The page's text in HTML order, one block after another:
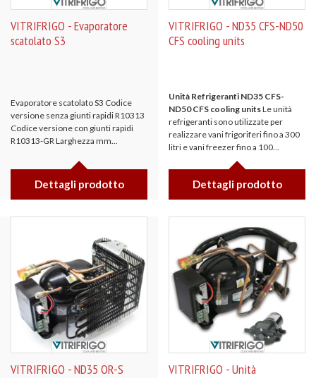
VITRIFRIGO - Evaporatore
scatolato S3
Evaporatore scatolato S3 Codice
versione senza giunti rapidi R10313
Codice versione con giunti rapidi
R10313-GR Larghezza mm...
Dettagli prodotto
VITRIFRIGO - ND35 CFS-ND50
CFS cooling units
Unità Refrigeranti ND35 CFS-
ND50 CFS cooling unitsLe unità
refrigeranti sono utilizzate per
realizzare vani frigoriferi fino a 300
litri e vani freezer fino a 100...
Dettagli prodotto
VITRIFRIGO - ND35 OR-S
VITRIFRIGO - Unità